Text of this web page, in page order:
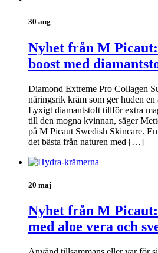
30 aug
Nyhet från M
boost med
Diamond Extreme Pro Collagen
näringsrik kräm som ger huden en
Lyxigt diamantstoft tillför extra
till den mogna kvinnan, säger
på M Picaut Swedish Skincare.
det bästa från naturen med […]
20 maj
Nyhet från M
med aloe vera och